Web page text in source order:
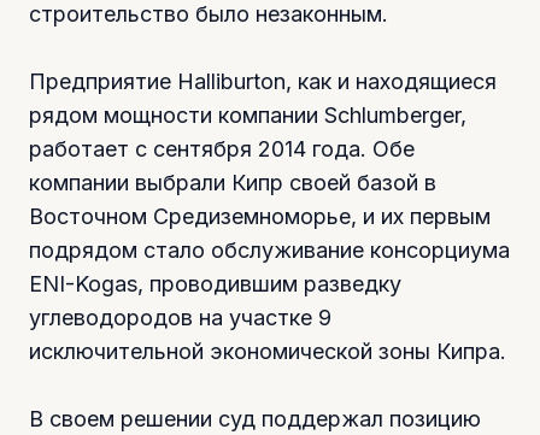
строительство было незаконным.
Предприятие Halliburton, как и находящиеся
рядом мощности компании Schlumberger,
работает с сентября 2014 года. Обе
компании выбрали Кипр своей базой в
Восточном Средиземноморье, и их первым
подрядом стало обслуживание консорциума
ENI-Kogas, проводившим разведку
углеводородов на участке 9
исключительной экономической зоны Кипра.
В своем решении суд поддержал позицию